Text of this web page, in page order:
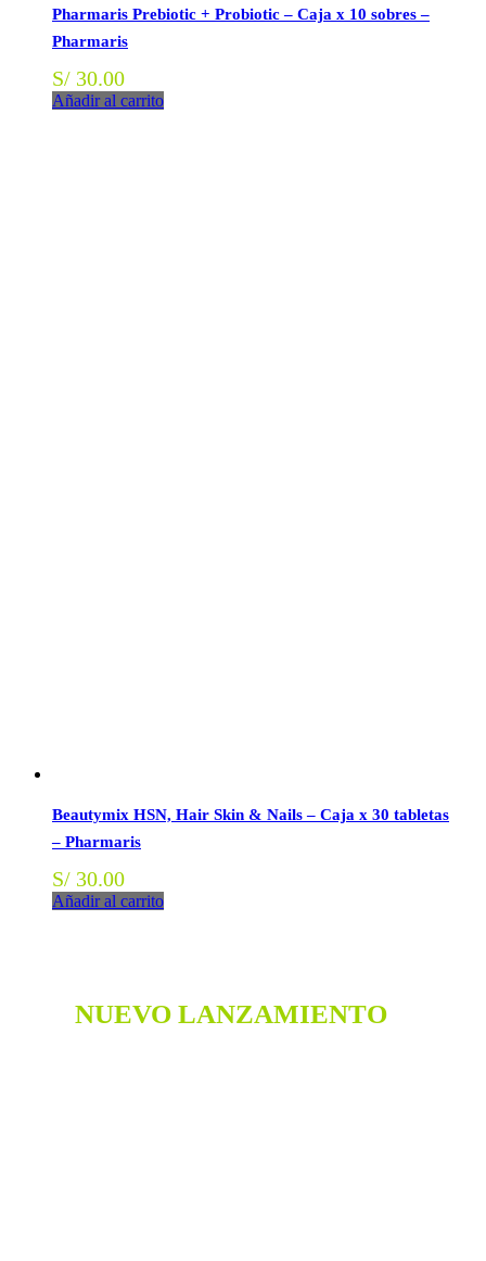
Pharmaris Prebiotic + Probiotic – Caja x 10 sobres –
Pharmaris
S/ 30.00
Añadir al carrito
Beautymix HSN, Hair Skin & Nails – Caja x 30 tabletas
– Pharmaris
S/ 30.00
Añadir al carrito
NUEVO LANZAMIENTO